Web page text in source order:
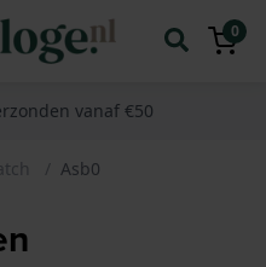
0
vanaf €50
Asb0